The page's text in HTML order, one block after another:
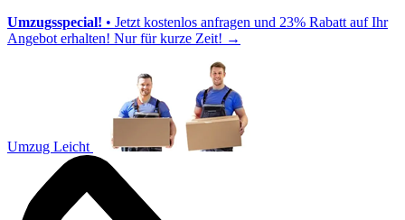
Umzugsspecial! • Jetzt kostenlos anfragen und 23% Rabatt auf Ihr
Angebot erhalten! Nur für kurze Zeit! →
Umzug Leicht